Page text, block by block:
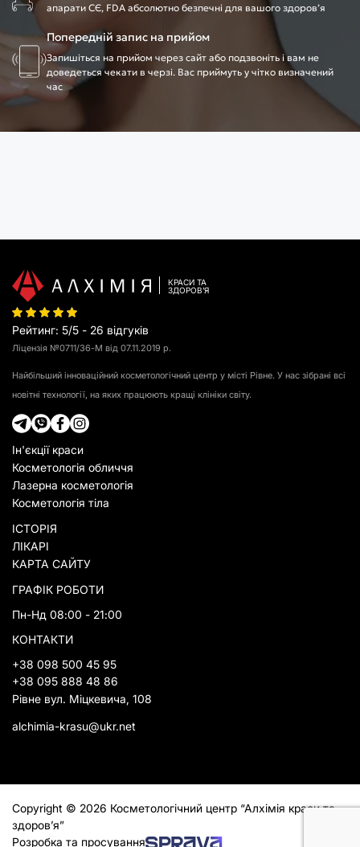
апарати CЄ, FDA абсолютно безпечні для вашого здоров’я
Попередній запис на прийом
Запишіться на прийом через сайт або подзвоніть і вам не
доведеться чекати в черзі. Вас приймуть у чітко визначений
час
КРАСИ ТА
ЗДОРОВʼЯ
Рейтинг: 5/5 - 26 відгуків
Ліцензія №0711/36-М від 07.11.2019 р.
Найбільший інноваційний косметологічний центр у місті Рівне. У нас зібрані всі
новітні технології, на яких працюють кращі клініки світу.
Ін'єкції краси
Косметологія обличчя
Лазерна косметологія
Косметологія тіла
ІСТОРІЯ
ЛІКАРІ
КАРТА САЙТУ
ГРАФІК РОБОТИ
Пн-Нд 08:00 - 21:00
КОНТАКТИ
+38 098 500 45 95
+38 095 888 48 86
Рівне вул. Міцкевича, 108
alchimia-krasu@ukr.net
Copyright © 2026 Косметологічний центр “Алхімія краси та
здоров’я”
Розробка та просування